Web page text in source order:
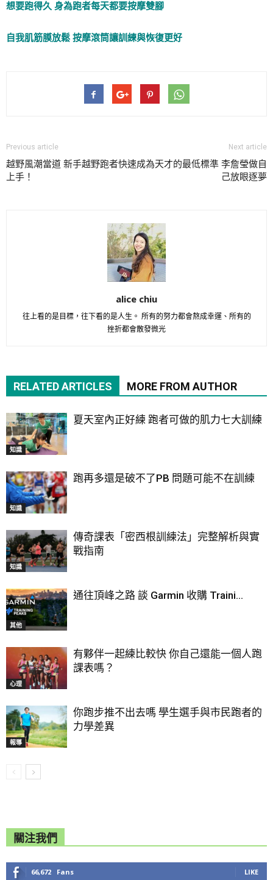
想要跑得久 身為跑者每天都要按摩雙腳
自我肌筋膜放鬆 按摩滾筒讓訓練與恢復更好
Previous article
越野風潮當道 新手越野跑者快速
上手！
Next article
成為天才的最低標準 李詹瑩做自
己放眼逐夢
alice chiu
往上看的是目標，往下看的是人生。 所有的努力都會熬成幸運、所有的
挫折都會散發微光
RELATED ARTICLES MORE FROM AUTHOR
知識
夏天室內正好練 跑者可做的肌力七大訓練
知識
跑再多還是破不了PB 問題可能不在訓練
知識
傳奇課表「密西根訓練法」完整解析與實
戰指南
其他
通往頂峰之路 談 Garmin 收購 Traini...
心理
有夥伴一起練比較快 你自己還能一個人跑
課表嗎？
報導
你跑步推不出去嗎 學生選手與市民跑者的
力學差異
關注我們
66,672 Fans LIKE